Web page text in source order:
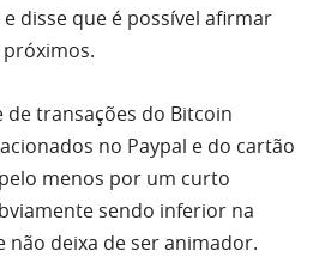
disse que é possível afirmar
de transações do Bitcoin
no Paypal e do cartão
menos por um curto
sendo inferior na
não deixa de ser animador.